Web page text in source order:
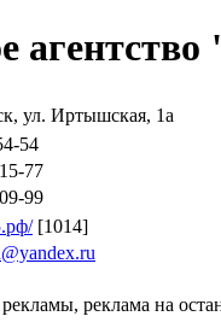
ул. Иртышская, 1а
54
77
99
[1014]
реклама на